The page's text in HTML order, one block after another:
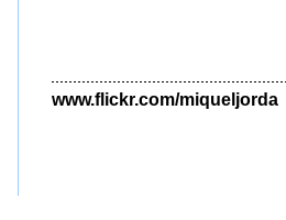
www.flickr.com/miqueljorda